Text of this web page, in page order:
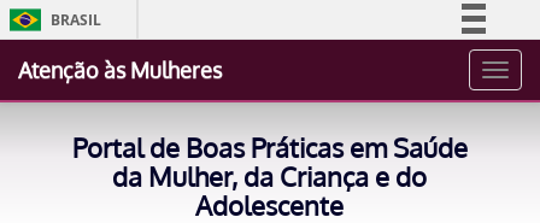
BRASIL
Acesso à informação
Atenção às Mulheres
Portal de Boas Práticas em Saúde
da Mulher, da Criança e do
Adolescente